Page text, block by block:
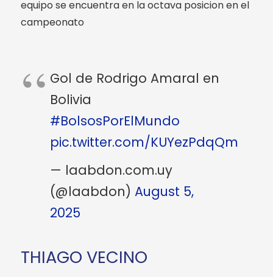
equipo se encuentra en la octava posicion en el
campeonato
Gol de Rodrigo Amaral en
Bolivia
#BolsosPorElMundo
pic.twitter.com/KUYezPdqQm
— laabdon.com.uy
(@laabdon) August 5,
2025
THIAGO VECINO